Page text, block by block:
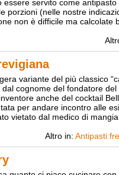
essere servito come antipasto
porzioni (nelle nostre
non è difficile ma calcolate
variante del più classico
dal cognome del fondatore
anche del cocktail
per andare incontro alle
vietato dal medico di
Altro in: Antipasti